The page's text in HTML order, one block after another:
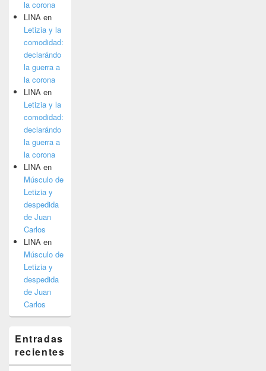
la corona
LINA en
Letizia y la
comodidad:
declarándo
la guerra a
la corona
LINA en
Letizia y la
comodidad:
declarándo
la guerra a
la corona
LINA en
Músculo de
Letizia y
despedida
de Juan
Carlos
LINA en
Músculo de
Letizia y
despedida
de Juan
Carlos
Entradas
recientes